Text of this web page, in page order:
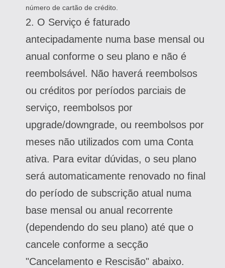
número de cartão de crédito.
2. O Serviço é faturado
antecipadamente numa base mensal ou
anual conforme o seu plano e não é
reembolsável. Não haverá reembolsos
ou créditos por períodos parciais de
serviço, reembolsos por
upgrade/downgrade, ou reembolsos por
meses não utilizados com uma Conta
ativa. Para evitar dúvidas, o seu plano
será automaticamente renovado no final
do período de subscrição atual numa
base mensal ou anual recorrente
(dependendo do seu plano) até que o
cancele conforme a secção
"Cancelamento e Rescisão" abaixo.